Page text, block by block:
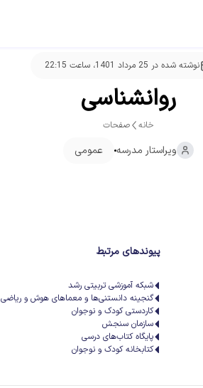
نوشته شده در 25 مرداد 1401، ساعت 22:15
روانشناسی
خانه صفحات
ویراستار مدرسه عمومی
پیوندهای مرتبط
شبکه آموزشی تربیتی رشد
گنجینه دانستنی‌ها و معماهای هوش و ریاضی
کاردستی کودک و نوجوان
سازمان سنجش
پایگاه کتاب‌های درسی
کتابخانه کودک و نوجوان